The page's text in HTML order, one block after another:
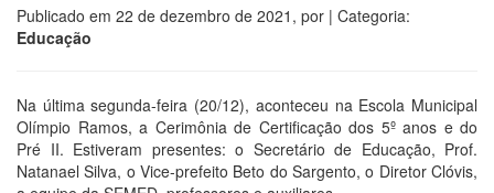
Publicado em 22 de dezembro de 2021 , por | Categoria:
Educação
Na última segunda-feira (20/12), aconteceu na Escola Municipal
Olímpio Ramos, a Cerimônia de Certificação dos 5º anos e do
Pré II. Estiveram presentes: o Secretário de Educação, Prof.
Natanael Silva, o Vice-prefeito Beto do Sargento, o Diretor Clóvis,